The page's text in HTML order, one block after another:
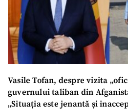
Vasile Tofan, despre vizita
guvernului taliban din
„Situația este jenantă și